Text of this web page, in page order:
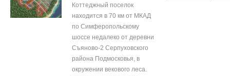
Коттеджный поселок
находится в 70 км от МКАД
по Симферопольскому
шоссе недалеко от деревни
Съяново-2 Серпуховского
района Подмосковья, в
окружении векового леса.